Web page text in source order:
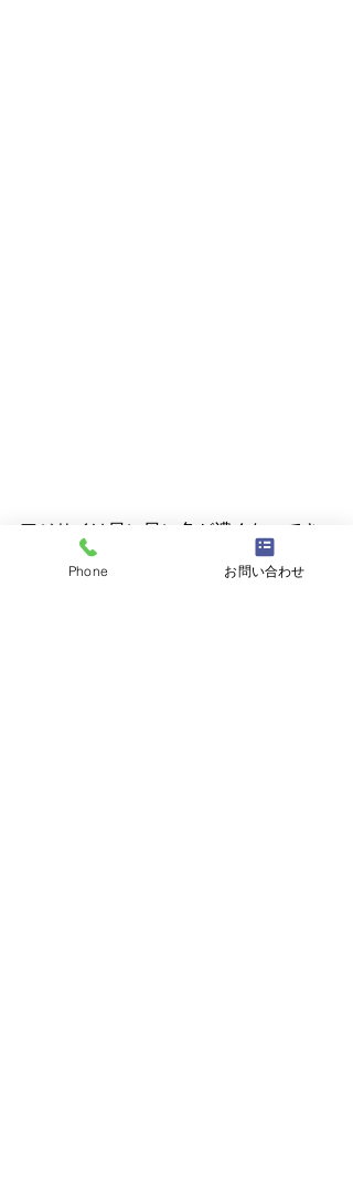
アジサイは日に日に色が濃くなってき
ています。
もうしばらくすると、濃い～青紫にな
Phone お問い合わせ